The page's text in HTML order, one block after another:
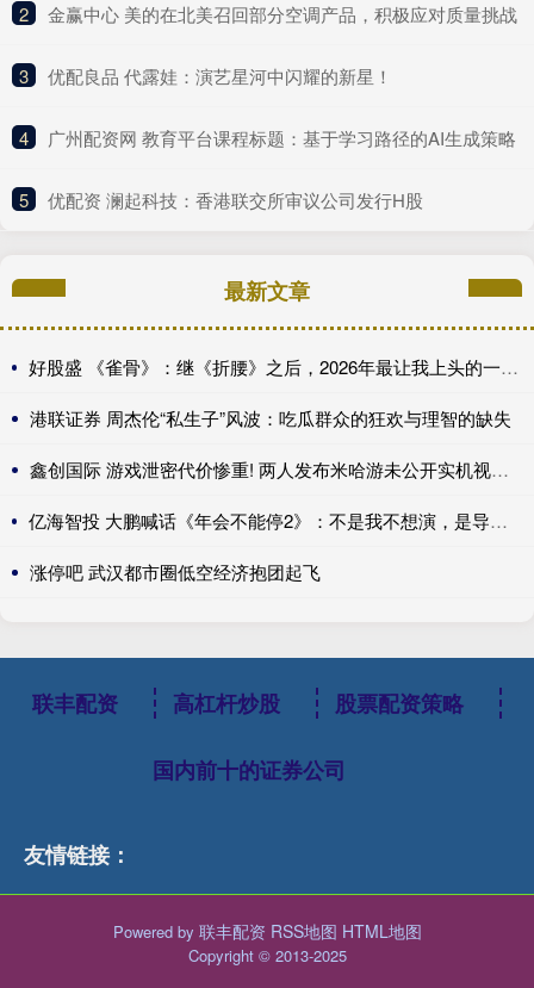
2 ​金赢中心 美的在北美召回部分空调产品，积极应对质量挑战
3 ​优配良品 代露娃：演艺星河中闪耀的新星！
4 ​广州配资网 教育平台课程标题：基于学习路径的AI生成策略
5 ​优配资 澜起科技：香港联交所审议公司发行H股
最新文章
好股盛 《雀骨》：继《折腰》之后，2026年最让我上头的一部权谋古装
港联证券 周杰伦“私生子”风波：吃瓜群众的狂欢与理智的缺失
鑫创国际 游戏泄密代价惨重! 两人发布米哈游未公开实机视频获刑
亿海智投 大鹏喊话《年会不能停2》：不是我不想演，是导演压根没喊我!
涨停吧 武汉都市圈低空经济抱团起飞
联丰配资 高杠杆炒股 股票配资策略
国内前十的证券公司
友情链接：
Powered by 联丰配资 RSS地图 HTML地图
Copyright © 2013-2025